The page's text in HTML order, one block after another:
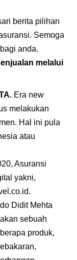
berita pilihan
Semoga
anda.
melalui
Era new
melakukan
Hal ini pula
atau
Asuransi
yakni,
Didit Mehta
sebuah
produk,